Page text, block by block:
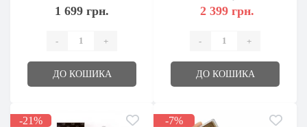
1 699 грн.
- +
ДО КОШИКА
2 399 грн.
- +
ДО КОШИКА
-21%
-7%